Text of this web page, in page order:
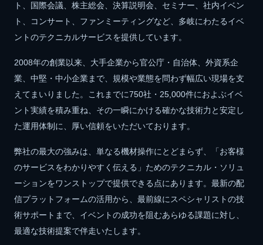
ト、国際会議、株主総会、決算説明会、セミナー、社内イベン
ト、コンサート、ファンミーティングなど、多岐にわたるイベ
ントのテクニカルサービスを提供しています。
2008年の創業以来、大手企業から官公庁・自治体、外資系企
業、中堅・中小企業まで、規模や業態を問わず幅広い現場を支
えてまいりました。これまでに750社・25,000件におよぶイベ
ント実績を積み重ね、その一瞬にかける確かな技術力と安定し
た運用体制に、厚い信頼をいただいております。
弊社の最大の強みは、単なる機材操作にとどまらず、「お客様
のサービスをわかりやすく伝える」ためのテクニカル・ソリュ
ーションをワンストップで提供できる点にあります。最新の配
信プラットフォームの活用から、最前線にスペシャリストの技
術サポートまで、イベントの成功を阻むあらゆる課題に対し、
最適な技術提案で伴走いたします。